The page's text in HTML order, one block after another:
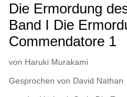
Die Ermordung
Band I Die
Commendatore 1
von Haruki Murakami
Gesprochen von David Nathan